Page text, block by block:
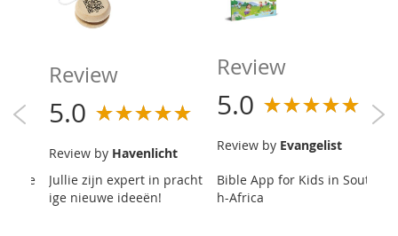
je
Review
5.0
Review by Havenlicht
Jullie zijn expert in pracht
ige nieuwe ideeën!
Review
5.0
Review by Evangelist
Bible App for Kids in Sout
h-Africa